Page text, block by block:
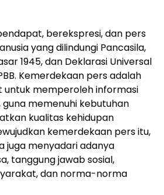
berekspresi, dan pers
yang dilindungi Pancasila,
1945, dan Deklarasi Universal
Kemerdekaan pers adalah
untuk memperoleh informasi
memenuhi kebutuhan
kualitas kehidupan
kemerdekaan pers itu,
juga menyadari adanya
tanggung jawab sosial,
dan norma-norma